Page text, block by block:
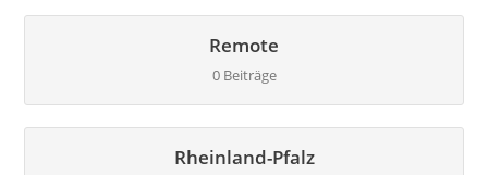
Remote
0 Beiträge
Rheinland-Pfalz